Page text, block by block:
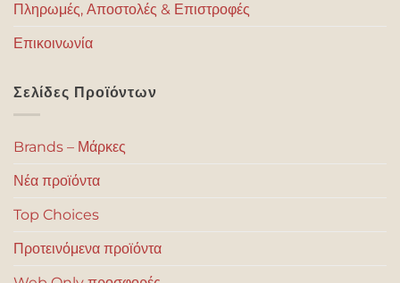
Πληρωμές, Αποστολές & Επιστροφές
Επικοινωνία
Σελίδες Προϊόντων
Brands – Μάρκες
Νέα προϊόντα
Top Choices
Προτεινόμενα προϊόντα